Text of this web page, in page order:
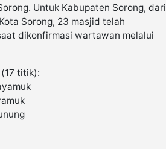
Untuk Kabupaten Sorong, dari
Sorong, 23 masjid telah
dikonfirmasi wartawan melalui
titik):